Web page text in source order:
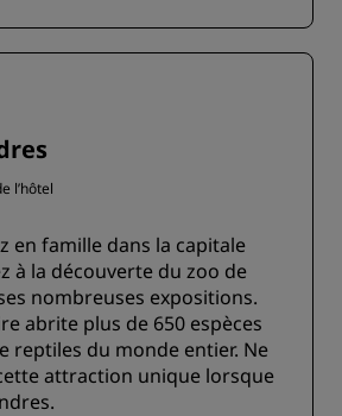
l’hôtel
en famille dans la capitale
à la découverte du zoo de
nombreuses expositions.
abrite plus de 650 espèces
reptiles du monde entier. Ne
attraction unique lorsque